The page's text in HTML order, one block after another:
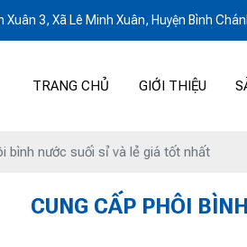
3, Xã Lê Minh Xuân, Huyện Bình
TRANG CHỦ GIỚI THIỆU
bình nước suối sỉ và lẻ giá tốt nhất
CUNG CẤP PHÔI